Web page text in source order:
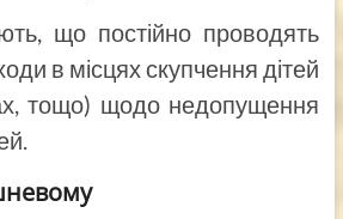
що постійно проводять
в місцях скупчення дітей
тощо) щодо недопущення